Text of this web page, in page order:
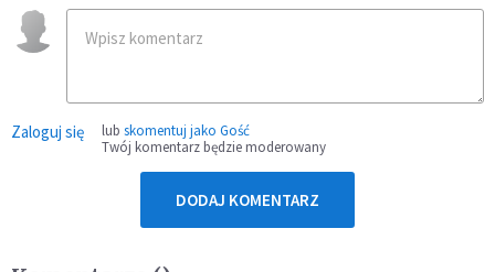
Zaloguj się lub skomentuj jako Gość
Twój komentarz będzie moderowany
DODAJ KOMENTARZ